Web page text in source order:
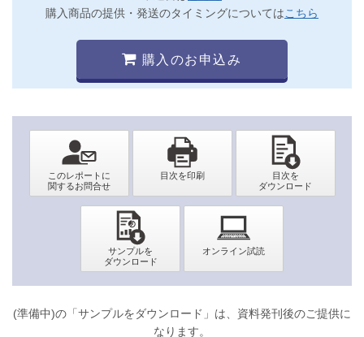
購入商品の提供・発送のタイミングについてはこちら
購入のお申込み
(準備中)の「サンプルをダウンロード」は、資料発刊後のご提供に
なります。